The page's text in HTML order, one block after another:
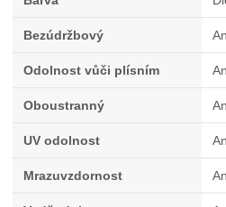
Bezúdržbový
Odolnost vůči plísním
Oboustranný
UV odolnost
Mrazuvzdornost